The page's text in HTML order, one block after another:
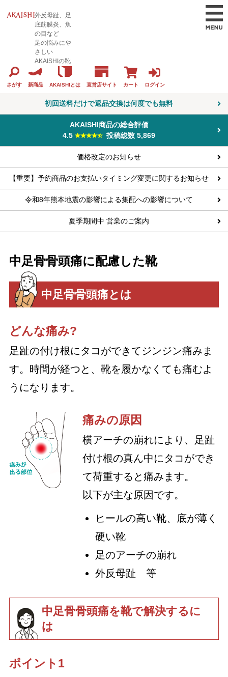
外反母趾、足
底筋膜炎、魚
の目など
足の悩みにや
さしい
AKAISHIの靴
さがす 新商品 AKAISHIとは 直営店サイト カート ログイン
初回送料だけで返品交換は何度でも無料
AKAISHI商品の総合評価
4.5
投稿総数 5,869
価格改定のお知らせ
【重要】予約商品のお支払いタイミング変更に関するお知らせ
令和8年熊本地震の影響による集配への影響について
夏季期間中 営業のご案内
中足骨骨頭痛に配慮した靴
中足骨骨頭痛とは
どんな痛み?
足趾の付け根にタコができてジンジン痛みま
す。時間が経つと、靴を履かなくても痛むよ
うになります。
痛みの原因
横アーチの崩れにより、足趾
付け根の真ん中にタコができ
て荷重すると痛みます。
以下が主な原因です。
ヒールの高い靴、底が薄く
硬い靴
足のアーチの崩れ
外反母趾 等
中足骨骨頭痛を靴で解決するに
は
ポイント1